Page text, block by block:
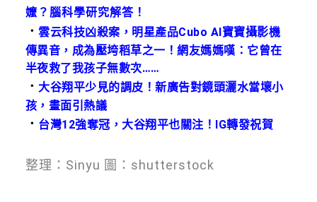
嬤？腦科學研究解答！
．雲云科技凶殺案，明星產品Cubo AI寶寶攝影機
傳異音，成為壓垮稻草之一！網友媽媽嘆：它曾在
半夜救了我孩子無數次……
． 大谷翔平少見的調皮！新廣告對鏡頭灑水當壞小
孩，畫面引熱議
． 台灣12強奪冠，大谷翔平也關注！IG轉發祝賀
整理：Sinyu 圖：shutterstock